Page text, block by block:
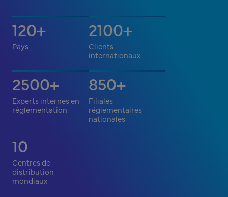
120+
Pays
2100+
Clients
internationaux
2500+
Experts internes en
réglementation
850+
Filiales
réglementaires
nationales
10
Centres de
distribution
mondiaux